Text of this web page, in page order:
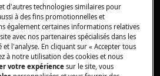
et continuez jusqu'à ce que
le nouveau joint par les
gauche et droit).
dans le support.
d'autres technologies similaires pour
à des fins promotionnelles et
également certaines informations relatives
avec nos partenaires spécialisés dans les
et l'analyse. En cliquant sur « Accepter tous
à notre utilisation des cookies et nous
votre expériencesur le site, vous